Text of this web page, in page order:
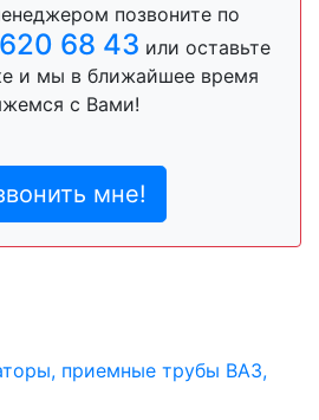
позвоните по
68 43 или оставьте
и мы в ближайшее время
с Вами!
мне!
приемные трубы ВАЗ,